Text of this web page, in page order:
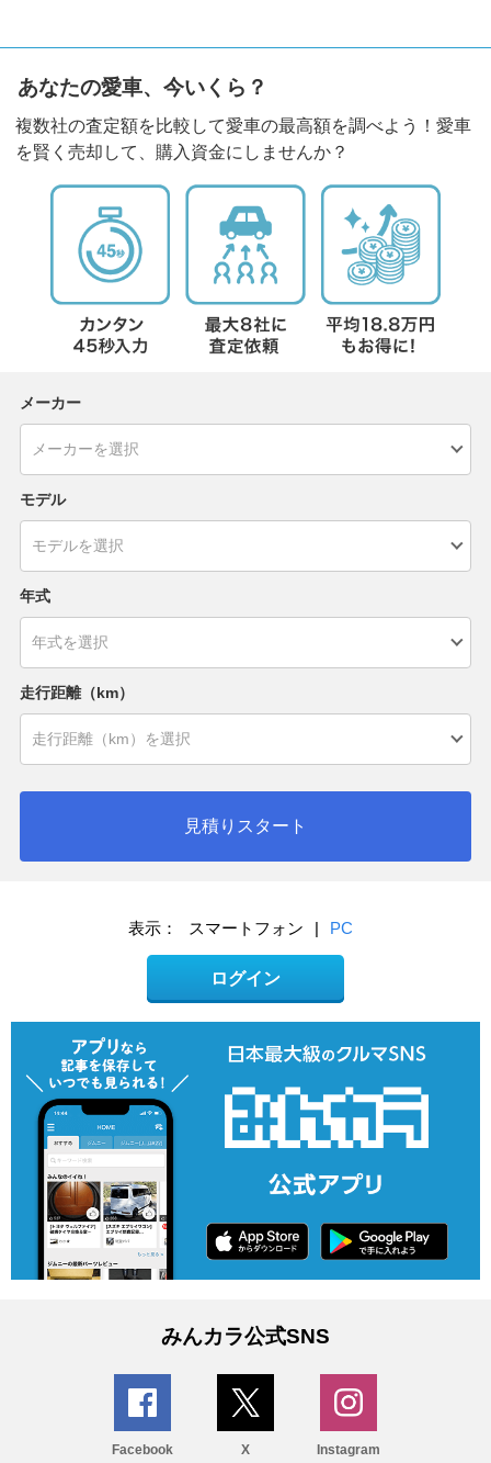
あなたの愛車、今いくら？
複数社の査定額を比較して愛車の最高額を調べよう！愛車
を賢く売却して、購入資金にしませんか？
メーカー
モデル
年式
走行距離（km）
見積りスタート
表示： スマートフォン | PC
ログイン
みんカラ公式SNS
Facebook X Instagram